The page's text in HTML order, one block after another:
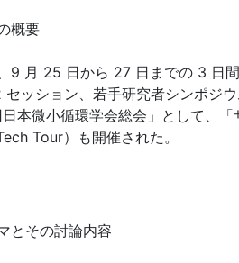
概要
9 月 25 日から 27 日までの 3 日
セッション、若手研究者シンポジ
本微小循環学会総会」として、
Tour）も開催された。
とその討論内容